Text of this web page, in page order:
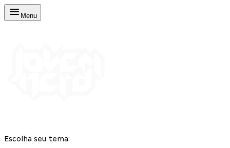
Menu
Escolha seu tema: